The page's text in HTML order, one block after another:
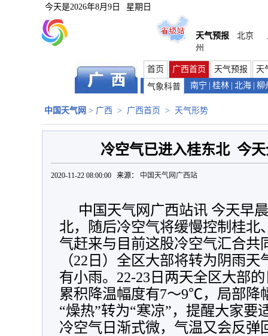
今天是2026年8月9日 星期日
天气预报 北京
州
首页 广西首页 天气预报
天
气象科普
南宁 桂林 北海 柳
中国天气网 > 广西 > 广西首页 > 天气形势
冷空气已进入桂东北 今
2020-11-22 08:00:00 来源： 中国天气网广西站
中国天气网广西站讯 今天早
北，随后冷空气将缓慢控制桂北
气赶来与目前这股冷空气汇合共
（22日）全区大部将转为阴雨
有小雨。22-23日两天全区大部
累积降温幅度有7～9℃，局部降
“燥热”转为“寒凉”，提醒大家要
冷空气日渐式微，气温又会反弹